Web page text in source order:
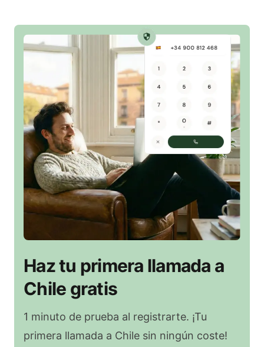
Haz tu primera llamada a
Chile gratis
1 minuto de prueba al registrarte. ¡Tu
primera llamada a Chile sin ningún coste!